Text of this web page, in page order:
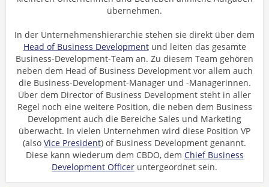
übernehmen.
In der Unternehmenshierarchie stehen sie direkt über dem
Head of Business Developmentund leiten das gesamte
Business-Development-Team an. Zu diesem Team gehören
neben dem Head of Business Development vor allem auch
die Business-Development-Manager und -Managerinnen.
Über dem Director of Business Development steht in aller
Regel noch eine weitere Position, die neben dem Business
Development auch die Bereiche Sales und Marketing
überwacht. In vielen Unternehmen wird diese Position VP
(also Vice President) of Business Development genannt.
Diese kann wiederum dem CBDO, dem Chief Business
Development Officer untergeordnet sein.